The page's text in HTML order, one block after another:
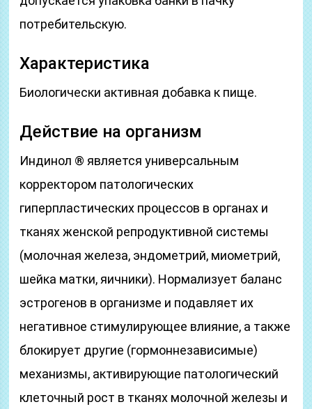
потребительскую.
Характеристика
Биологически активная добавка к пище.
Действие на организм
Индинол ® является универсальным
корректором патологических
гиперпластических процессов в органах и
тканях женской репродуктивной системы
(молочная железа, эндометрий, миометрий,
шейка матки, яичники). Нормализует баланс
эстрогенов в организме и подавляет их
негативное стимулирующее влияние, а также
блокирует другие (гормоннезависимые)
механизмы, активирующие патологический
клеточный рост в тканях молочной железы и